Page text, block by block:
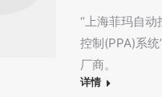
“上海菲玛自
控制(PPA)系
厂商。
详情